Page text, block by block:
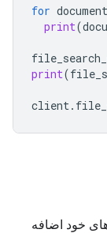
for
print(
print(
client.
خود اضافه